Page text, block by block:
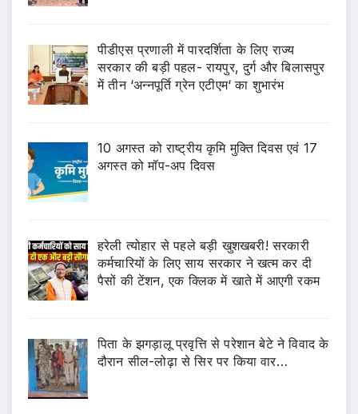
पीडीएस प्रणाली में पारदर्शिता के लिए राज्य
सरकार की बड़ी पहल- रायपुर, दुर्ग और बिलासपुर
में तीन ‘अन्नपूर्ति ग्रेन एटीएम‘ का शुभारंभ
10 अगस्त को राष्ट्रीय कृमि मुक्ति दिवस एवं 17
अगस्त को मॉप-अप दिवस
हरेली त्योहार से पहले बड़ी खुशखबरी! सरकारी
कर्मचारियों के लिए साय सरकार ने खत्म कर दी
पैसों की टेंशन, एक क्लिक में खाते में आएगी रकम
पिता के झगड़ालू प्रवृत्ति से परेशान बेटे ने विवाद के
दौरान सील-लोढ़ा से सिर पर किया वार…